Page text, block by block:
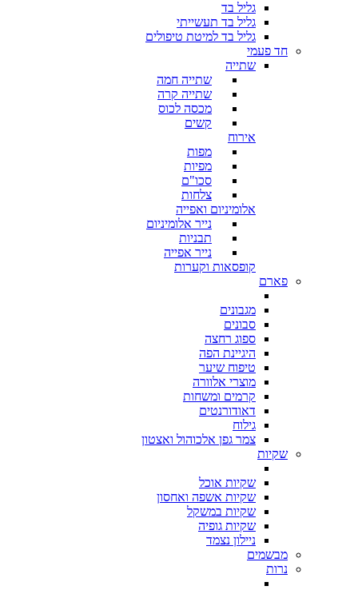
גליל בד
גליל בד תעשייתי
גליל בד למיטת טיפולים
חד פעמי
שתייה
שתייה חמה
שתייה קרה
מכסה לכוס
קשים
אירוח
מפות
מפיות
סכו"ם
צלחות
אלומיניום ואפייה
נייר אלומיניום
תבניות
נייר אפייה
קופסאות וקערות
פארם
מגבונים
סבונים
ספוג רחצה
היגיינת הפה
טיפוח שיער
מוצרי אלוורה
קרמים ומשחות
דאודורנטים
גילוח
צמר גפן אלכוהול ואצטון
שקיות
שקיות אוכל
שקיות אשפה ואחסון
שקיות במשקל
שקיות גופיה
ניילון נצמד
מבשמים
נרות